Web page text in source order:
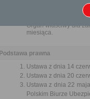
Organ właściwy dla
miesiąca.
Podstawa prawna
Ustawa z dnia 14
Ustawa z dnia 20
Ustawa z dnia 22
Polskim Biurze